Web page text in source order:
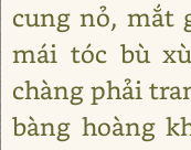
cung nỏ, mắt
mái tóc bù
chàng phải
bàng hoàng